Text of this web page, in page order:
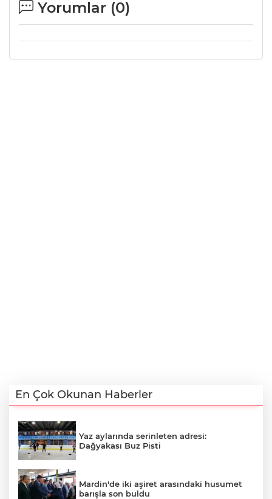
Yorumlar (0)
En Çok Okunan Haberler
Yaz aylarında serinleten adresi:
Dağyakası Buz Pisti
Mardin'de iki aşiret arasındaki husumet
barışla son buldu